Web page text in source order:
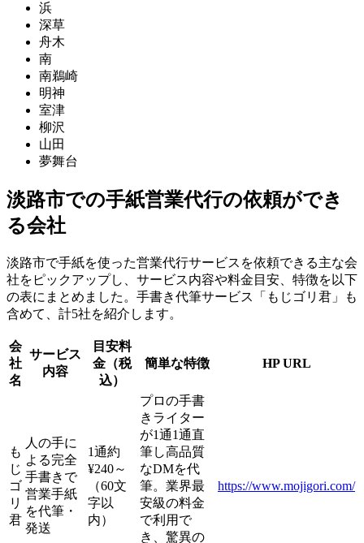
浜
深草
舟木
南
南鵜崎
明神
室津
柳沢
山田
夢舞台
淡路市での手紙営業代行の依頼ができ
る会社
淡路市で手紙を使った営業代行サービスを依頼できる主な会
社をピックアップし、サービス内容や料金目安、特徴を以下
の表にまとめました。手書き代筆サービス「もじゴリ君」も
含めて、計5社を紹介します。
会
社
名
サービス
内容
目安料
金（税
込）
簡単な特徴 HP URL
も
じ
ゴ
リ
君
人の手に
よる完全
手書きで
営業手紙
を代筆・
発送
1通約
¥240～
（60文
字以
内）
プロの手書
きライター
が1通1通直
筆し高品質
なDMを代
筆。業界最
安級の料金
で利用で
き、驚異の
https://www.mojigori.com/